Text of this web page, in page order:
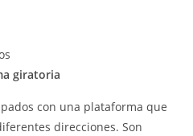
giratoria
con una plataforma que
direcciones. Son